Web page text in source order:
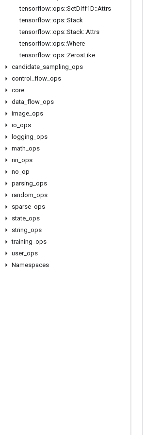
tensorflow::ops::SetDiff1D::Attrs
tensorflow::ops::Stack
tensorflow::ops::Stack::Attrs
tensorflow::ops::Where
tensorflow::ops::ZerosLike
candidate sampling ops
control
flow ops
core
data flow ops
image ops
io ops
logging ops
math ops
nn ops
no op
parsing ops
random ops
sparse ops
state ops
string ops
training ops
user_ ops
Namespaces